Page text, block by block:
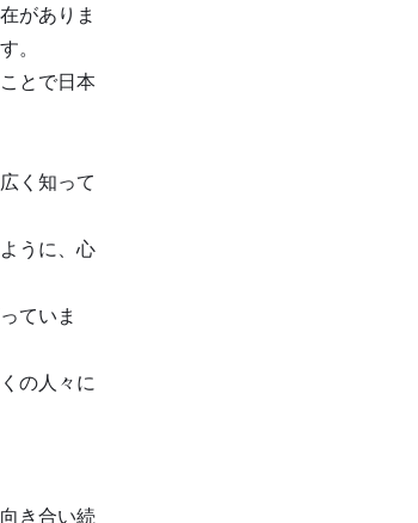
がありま
。
とで日本
く知って
うに、心
ていま
の人々に
き合い続